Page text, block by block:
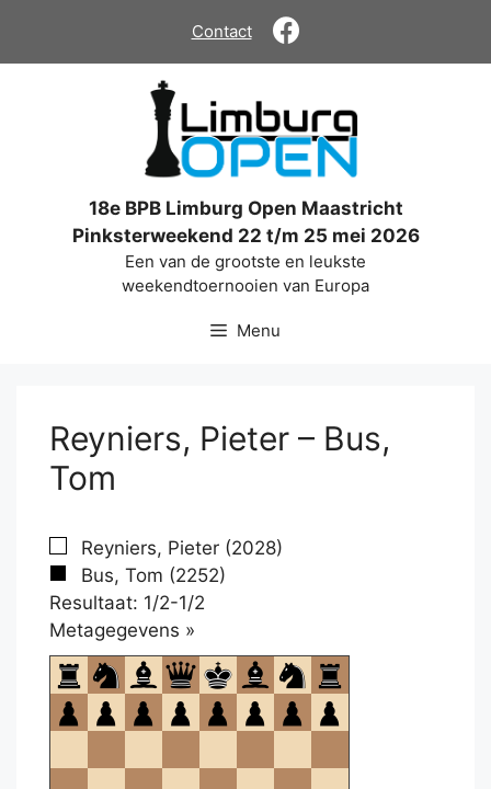
de
Contact
18e BPB Limburg Open Maastricht
Pinksterweekend 22 t/m 25 mei 2026
Een van de grootste en leukste
weekendtoernooien van Europa
Menu
Reyniers, Pieter – Bus,
Tom
Reyniers, Pieter (2028)
Bus, Tom (2252)
Resultaat: 1/2-1/2
Metagegevens »
om
te
openen.